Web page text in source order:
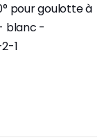
pour goulotte à
blanc -
1